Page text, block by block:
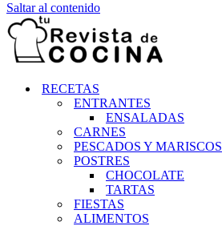
Saltar al contenido
RECETAS
ENTRANTES
ENSALADAS
CARNES
PESCADOS Y MARISCOS
POSTRES
CHOCOLATE
TARTAS
FIESTAS
ALIMENTOS